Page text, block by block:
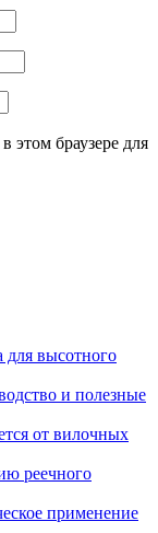
этом браузере для
для высотного
и полезные
от вилочных
реечного
применение